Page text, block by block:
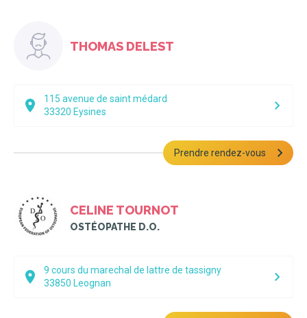
THOMAS DELEST
115 avenue de saint médard
33320 Eysines
Prendre rendez-vous
CELINE TOURNOT
OSTÉOPATHE D.O.
9 cours du marechal de lattre de tassigny
33850 Leognan